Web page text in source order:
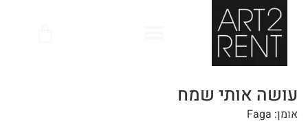
עושה אותי שמח
אומן: Faga